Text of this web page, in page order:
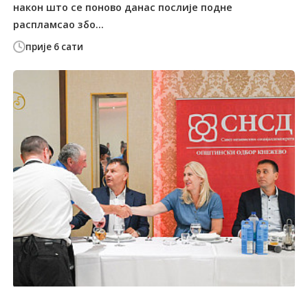
прије 6 сати
након што се поново данас послије подне
распламсао збо...